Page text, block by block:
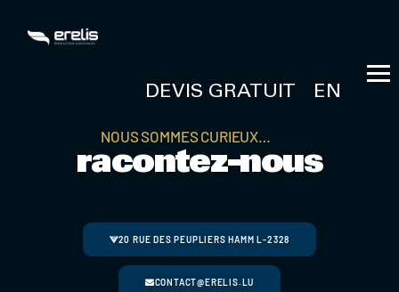
DEVIS GRATUIT EN
NOUS SOMMES CURIEUX…
racontez-nous
20 RUE DES PEUPLIERS HAMM L-2328
CONTACT@ERELIS.LU